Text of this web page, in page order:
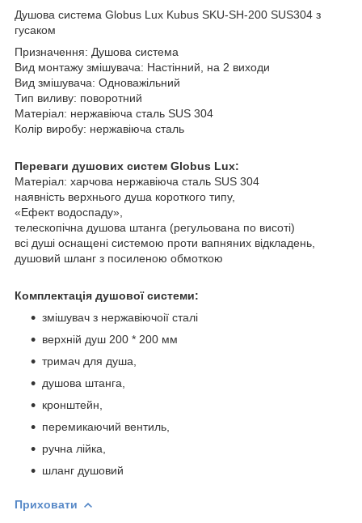
Душова система Globus Lux Kubus SKU-SH-200 SUS304 з
гусаком
Призначення: Душова система
Вид монтажу змішувача: Настінний, на 2 виходи
Вид змішувача: Одноважільний
Тип виливу: поворотний
Матеріал: нержавіюча сталь SUS 304
Колір виробу: нержавіюча сталь
Переваги душових систем Globus Lux:
Матеріал: харчова нержавіюча сталь SUS 304
наявність верхнього душа короткого типу,
«Ефект водоспаду»,
телескопічна душова штанга (регульована по висоті)
всі душі оснащені системою проти вапняних відкладень,
душовий шланг з посиленою обмоткою
Комплектація душової системи:
змішувач з нержавіючоії сталі
верхній душ 200 * 200 мм
тримач для душа,
душова штанга,
кронштейн,
перемикаючий вентиль,
ручна лійка,
шланг душовий
Приховати